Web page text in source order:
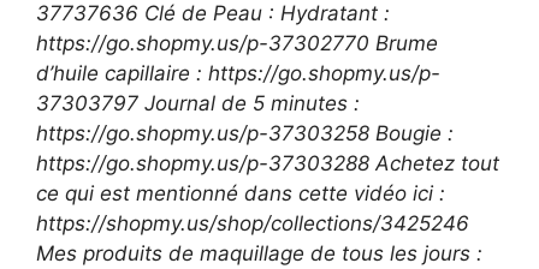
37737636 Clé de Peau : Hydratant :
https://go.shopmy.us/p-37302770 Brume
d’huile capillaire : https://go.shopmy.us/p-
37303797 Journal de 5 minutes :
https://go.shopmy.us/p-37303258 Bougie :
https://go.shopmy.us/p-37303288 Achetez tout
ce qui est mentionné dans cette vidéo ici :
https://shopmy.us/shop/collections/3425246
Mes produits de maquillage de tous les jours :